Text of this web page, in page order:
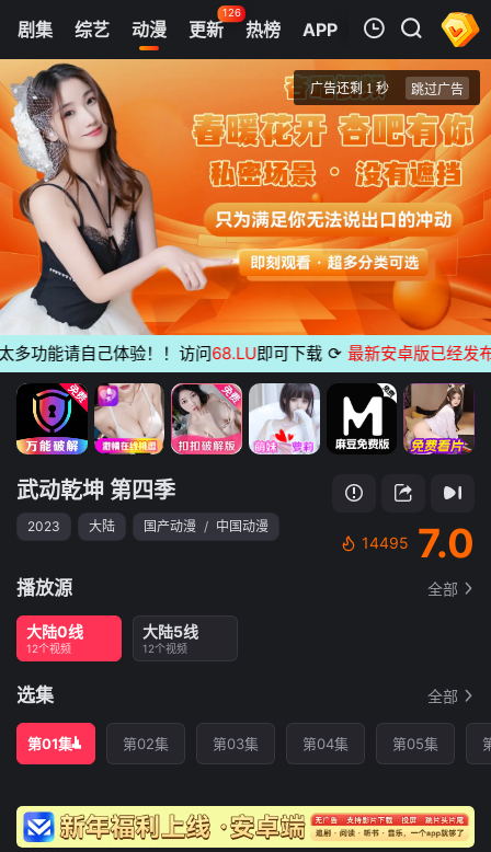
剧集 综艺 动漫 更新
126
热榜 APP
第01集
武动乾坤 第四季
清空
请自己体验！！访问 68.LU即可下载 ⟳ 最新安卓版已经发布无
武动乾坤 第四季
2023 大陆 国产动漫 / 中国动漫
14495 7.0
播放源 全部
大陆0线
12个视频
大陆5线
12个视频
选集 全部
第01集 第02集 第03集 第04集 第05集